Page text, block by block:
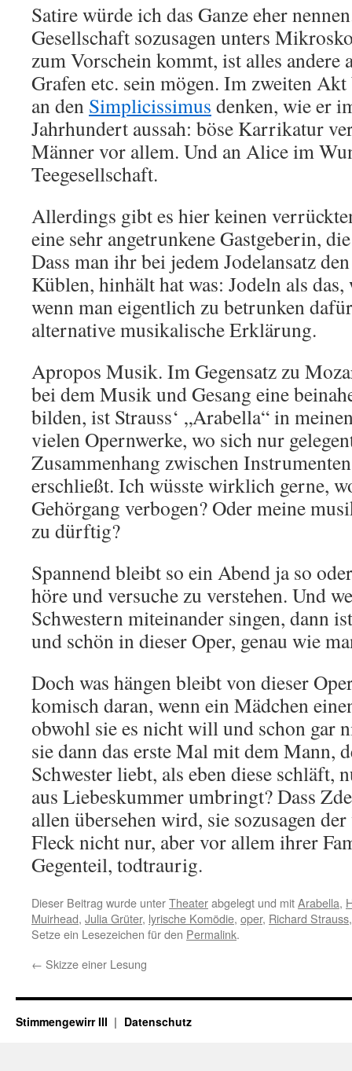
Satire würde ich das Ganze eher
Gesellschaft sozusagen unters
zum Vorschein kommt, ist alles andere
Grafen etc. sein mögen. Im zweiten
an den Simplicissimus denken, wie er
Jahrhundert aussah: böse Karrikatur
Männer vor allem. Und an Alice im
Teegesellschaft.
Allerdings gibt es hier keinen
eine sehr angetrunkene Gastgeberin,
Dass man ihr bei jedem Jodelansatz
Küblen, hinhält hat was: Jodeln als das,
wenn man eigentlich zu betrunken
alternative musikalische Erklärung.
Apropos Musik. Im Gegensatz zu
bei dem Musik und Gesang eine
bilden, ist Strauss‘ „Arabella“ in
vielen Opernwerke, wo sich nur
Zusammenhang zwischen
erschließt. Ich wüsste wirklich gerne,
Gehörgang verbogen? Oder meine
zu dürftig?
Spannend bleibt so ein Abend ja so
höre und versuche zu verstehen. Und
Schwestern miteinander singen, dann
und schön in dieser Oper, genau wie
Doch was hängen bleibt von dieser
komisch daran, wenn ein Mädchen
obwohl sie es nicht will und schon gar
sie dann das erste Mal mit dem Mann,
Schwester liebt, als eben diese schläft,
aus Liebeskummer umbringt? Dass
allen übersehen wird, sie sozusagen
Fleck nicht nur, aber vor allem ihrer
Gegenteil, todtraurig.
Dieser Beitrag wurde unterTheaterabgelegt und mitArabella,
Muirhead, Julia Grüter, lyrische Komödie, oper, Richard Strauss
Setze ein Lesezeichen für den Permalink.
← Skizze einer Lesung
Stimmengewirr III Datenschutz